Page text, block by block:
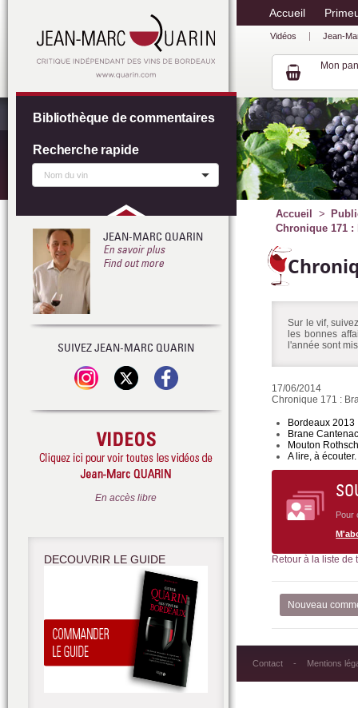
Accueil
Vidéos Jean-
Mon
Accueil
Chronique 171
Sur le vif,
les bonnes
l'année sont
17/06/2014
Chronique 171 :
Bordeaux
Brane
Mouton
A lire, à écouter.
Pour
Retour à la liste de
Nouveau
Contact Mentions
Bibliothèque de commentaires
Recherche rapide
JEAN-MARC QUARIN
En savoir plus
Find out more
SUIVEZ JEAN-MARC QUARIN
En accès libre
DECOUVRIR LE GUIDE